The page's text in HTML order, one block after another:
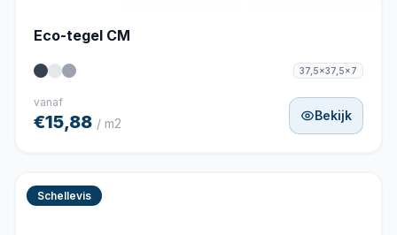
Eco-tegel CM
37,5x37,5x7
vanaf
€15,88 / m2
Bekijk
Schellevis